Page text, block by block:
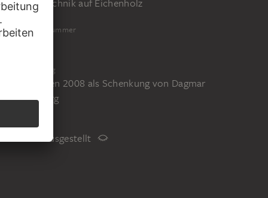
Mischtechnik auf Eichenholz
Inventarnummer
Erwerbung
Erworben 2008 als Schenkung von Dagmar
Westberg
Status
Nicht ausgestellt